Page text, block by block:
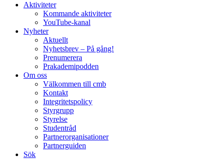
Aktiviteter
Kommande aktiviteter
YouTube-kanal
Nyheter
Aktuellt
Nyhetsbrev – På gång!
Prenumerera
Prakademipodden
Om oss
Välkommen till cmb
Kontakt
Integritetspolicy
Styrgrupp
Styrelse
Studentråd
Partnerorganisationer
Partnerguiden
Sök